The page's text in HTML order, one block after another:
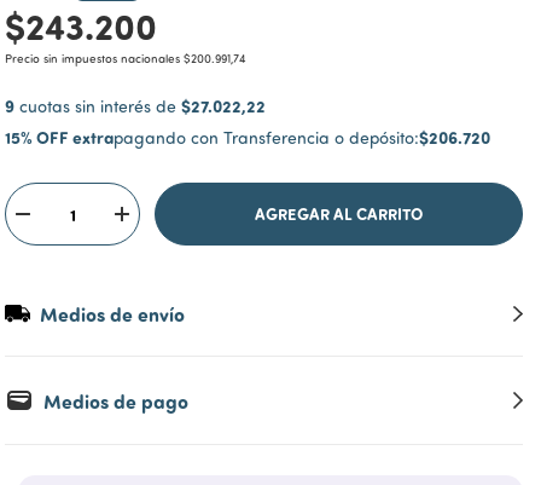
$243.200
Precio sin impuestos nacionales $200.991,74
9 cuotas sin interés de $27.022,22
15% OFF extrapagando con Transferencia o depósito:$206.720
Medios de envío
Medios de pago